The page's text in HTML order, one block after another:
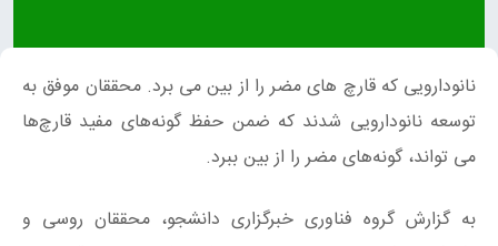
نانودارویی که قارچ های مضر را از بین می برد. محققان موفق به
توسعه نانودارویی شدند که ضمن حفظ گونه‌های مفید قارچ‌ها
می تواند، گونه‌های مضر را از بین ببرد.
به گزارش گروه فناوری خبرگزاری دانشجو، محققان روسی و